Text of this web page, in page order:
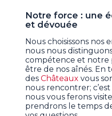
Notre force : une
et dévouée
Nous choisissons nos
nous nous
compétence et notre
être de nos aînés. En
desChâteaux vous
nous rencontrer;
nous vous ferons
prendrons le temps